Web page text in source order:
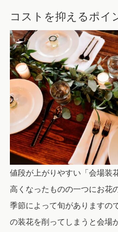
コストを抑えるポイ
値段が上がりやすい「会場装
高くなったものの一つにお花
季節によって旬がありますの
の装花を削ってしまうと会場